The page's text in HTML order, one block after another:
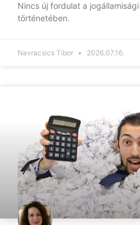
Nincs új fordulat a
történetében.
Navracsics Tibor 2026.07.16.